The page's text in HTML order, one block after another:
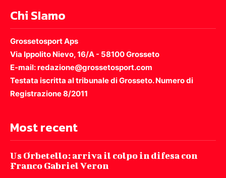
Chi SIamo
Grossetosport Aps
Via Ippolito Nievo, 16/A - 58100 Grosseto
E-mail: redazione@grossetosport.com
Testata iscritta al tribunale di Grosseto. Numero di
Registrazione 8/2011
Most recent
Us Orbetello: arriva il colpo in difesa con
Franco Gabriel Veron